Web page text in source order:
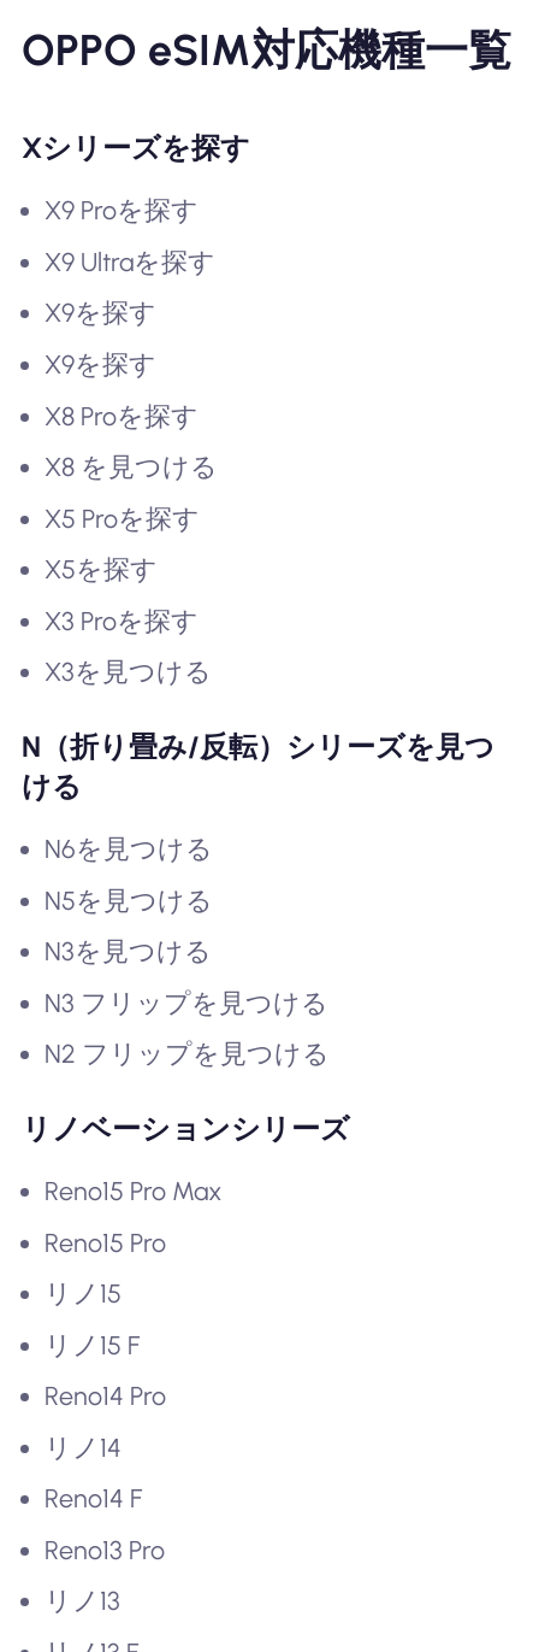
OPPO eSIM対応機種一覧
Xシリーズを探す
X9 Proを探す
X9 Ultraを探す
X9を探す
X9を探す
X8 Proを探す
X8 を見つける
X5 Proを探す
X5を探す
X3 Proを探す
X3を見つける
N（折り畳み/反転）シリーズを見つ
ける
N6を見つける
N5を見つける
N3を見つける
N3 フリップを見つける
N2 フリップを見つける
リノベーションシリーズ
Reno15 Pro Max
Reno15 Pro
リノ15
リノ15 F
Reno14 Pro
リノ14
Reno14 F
Reno13 Pro
リノ13